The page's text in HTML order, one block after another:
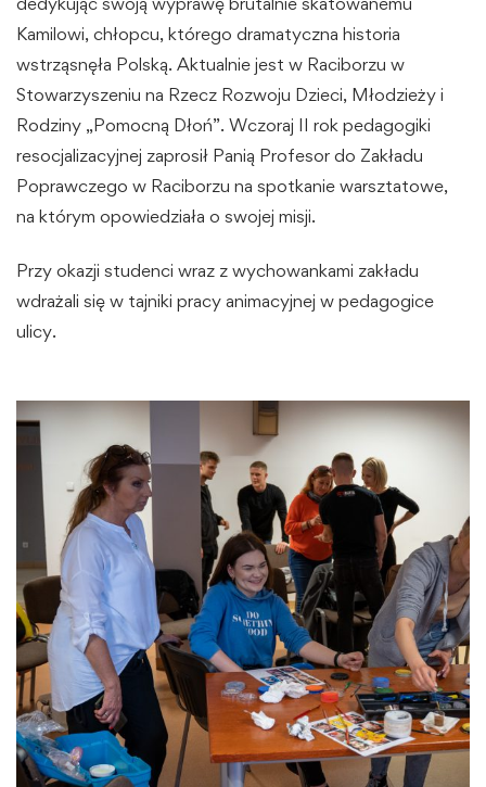
Kamilowi, chłopcu, którego dramatyczna historia
wstrząsnęła Polską. Aktualnie jest w Raciborzu w
Stowarzyszeniu na Rzecz Rozwoju Dzieci, Młodzieży i
Rodziny „Pomocną Dłoń”. Wczoraj II rok pedagogiki
resocjalizacyjnej zaprosił Panią Profesor do Zakładu
Poprawczego w Raciborzu na spotkanie warsztatowe,
na którym opowiedziała o swojej misji.
Przy okazji studenci wraz z wychowankami zakładu
wdrażali się w tajniki pracy animacyjnej w pedagogice
ulicy.